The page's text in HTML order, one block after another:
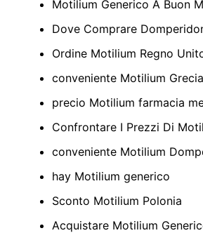
Motilium Generico A Buon
Dove Comprare
Ordine Motilium Regno
conveniente Motilium Grecia
precio Motilium farmacia
Confrontare I Prezzi Di
conveniente Motilium
hay Motilium generico
Sconto Motilium Polonia
Acquistare Motilium